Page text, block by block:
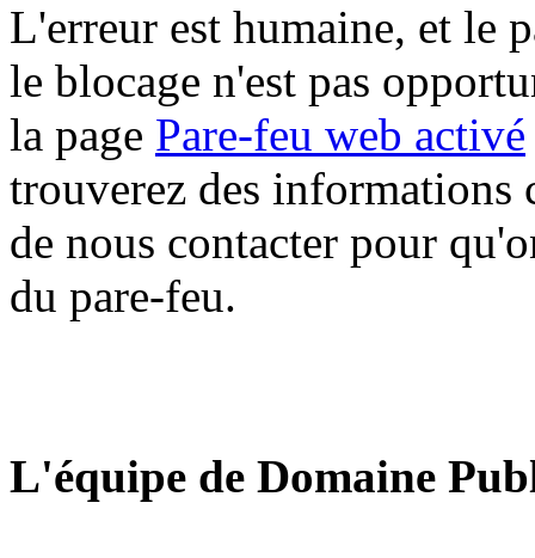
L'erreur est humaine, et le
le blocage n'est pas
la page Pare-feu web activé
trouverez des informations
de nous contacter pour
du pare-feu.
L'équipe de Domaine